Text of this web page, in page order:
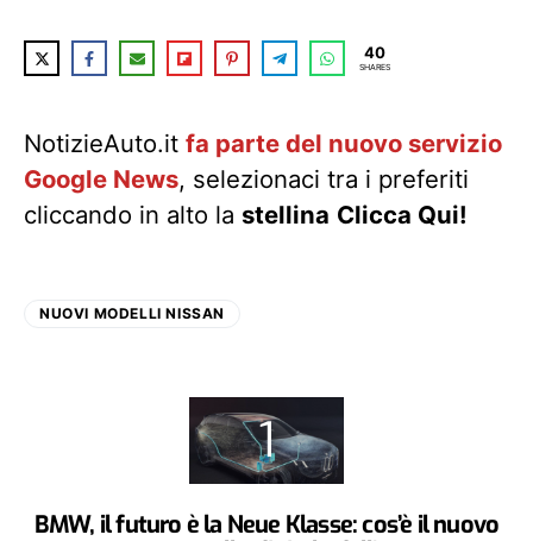
40
SHARES
NotizieAuto.it fa parte del nuovo servizio
Google News, selezionaci tra i preferiti
cliccando in alto la stellina Clicca Qui!
NUOVI MODELLI NISSAN
BMW, il futuro è la Neue Klasse: cos’è il nuovo